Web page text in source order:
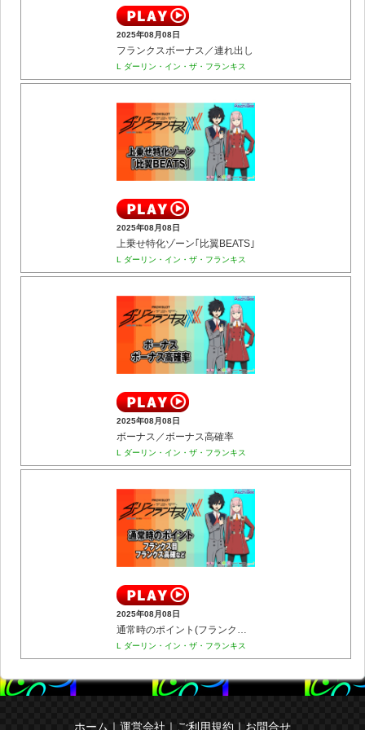
2025年08月08日
フランクスボーナス／連れ出し
L ダーリン・イン・ザ・フランキス
2025年08月08日
上乗せ特化ゾーン｢比翼BEATS｣
L ダーリン・イン・ザ・フランキス
2025年08月08日
ボーナス／ボーナス高確率
L ダーリン・イン・ザ・フランキス
2025年08月08日
通常時のポイント(フランクス目／フランクス高確など)
L ダーリン・イン・ザ・フランキス
ホーム ｜ 運営会社 ｜ ご利用規約 ｜ お問合せ